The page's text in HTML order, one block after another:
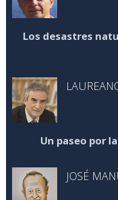
Los desastres
Un paseo por
JOSÉ